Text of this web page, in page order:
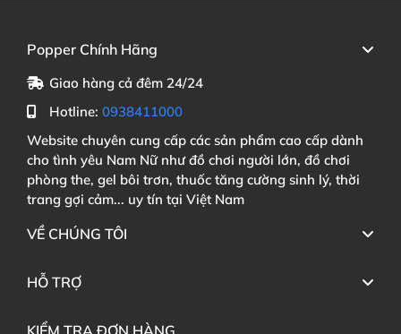
Popper Chính Hãng
Giao hàng cả đêm 24/24
Hotline: 0938411000
Website chuyên cung cấp các sản phẩm cao cấp dành
cho tình yêu Nam Nữ như đồ chơi người lớn, đồ chơi
phòng the, gel bôi trơn, thuốc tăng cường sinh lý, thời
trang gợi cảm... uy tín tại Việt Nam
VỀ CHÚNG TÔI
HỖ TRỢ
KIỂM TRA ĐƠN HÀNG